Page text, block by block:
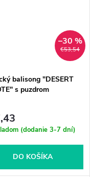
€53,54
–30 %
balisong "DESERT
s puzdrom
(dodanie 3-7 dní)
DO KOŠÍKA